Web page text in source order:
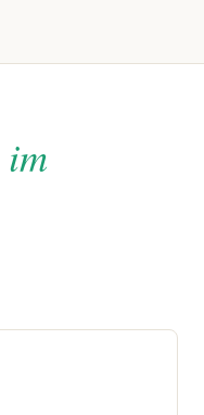
im